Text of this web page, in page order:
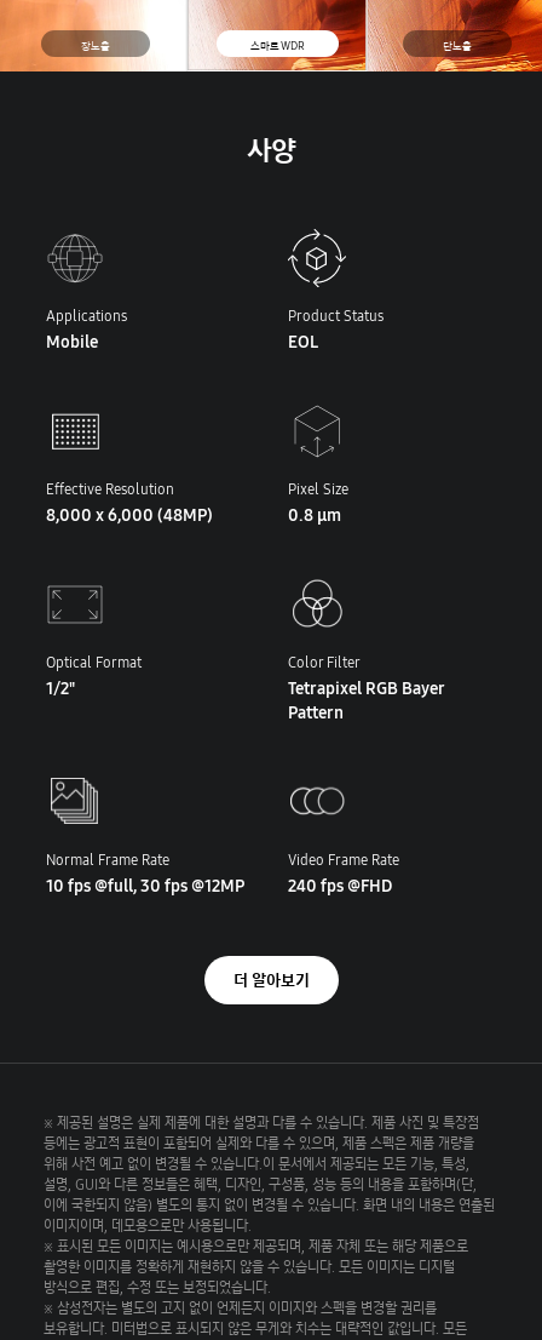
장노출 단노출
스마트 WDR
사양
Applications
Mobile
Product Status
EOL
Effective Resolution
8,000 x 6,000 (48MP)
Pixel Size
0.8 μm
Optical Format
1/2"
Color Filter
Tetrapixel RGB Bayer
Pattern
Normal Frame Rate
10 fps @full, 30 fps @12MP
Video Frame Rate
240 fps @FHD
더 알아보기
※ 제공된 설명은 실제 제품에 대한 설명과 다를 수 있습니다. 제품 사진 및 특장점
등에는 광고적 표현이 포함되어 실제와 다를 수 있으며, 제품 스펙은 제품 개량을
위해 사전 예고 없이 변경될 수 있습니다.이 문서에서 제공되는 모든 기능, 특성,
설명, GUI와 다른 정보들은 혜택, 디자인, 구성품, 성능 등의 내용을 포함하며(단,
이에 국한되지 않음) 별도의 통지 없이 변경될 수 있습니다. 화면 내의 내용은 연출된
이미지이며, 데모용으로만 사용됩니다.
※ 표시된 모든 이미지는 예시용으로만 제공되며, 제품 자체 또는 해당 제품으로
촬영한 이미지를 정확하게 재현하지 않을 수 있습니다. 모든 이미지는 디지털
방식으로 편집, 수정 또는 보정되었습니다.
※ 삼성전자는 별도의 고지 없이 언제든지 이미지와 스펙을 변경할 권리를
보유합니다. 미터법으로 표시되지 않은 무게와 치수는 대략적인 값입니다. 모든